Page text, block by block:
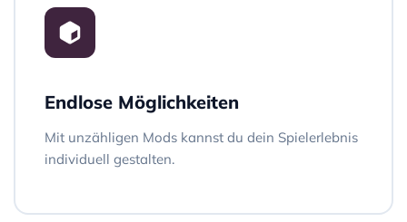
Endlose Möglichkeiten
Mit unzähligen Mods kannst du dein Spielerlebnis
individuell gestalten.